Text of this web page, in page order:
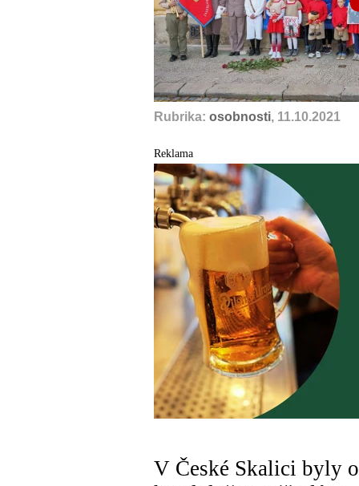
Rubrika: osobnosti, 11.10.2021
Reklama
V České Skalici byly